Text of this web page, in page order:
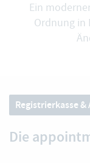
Ein
Ordnung in
Registrierkasse
Die